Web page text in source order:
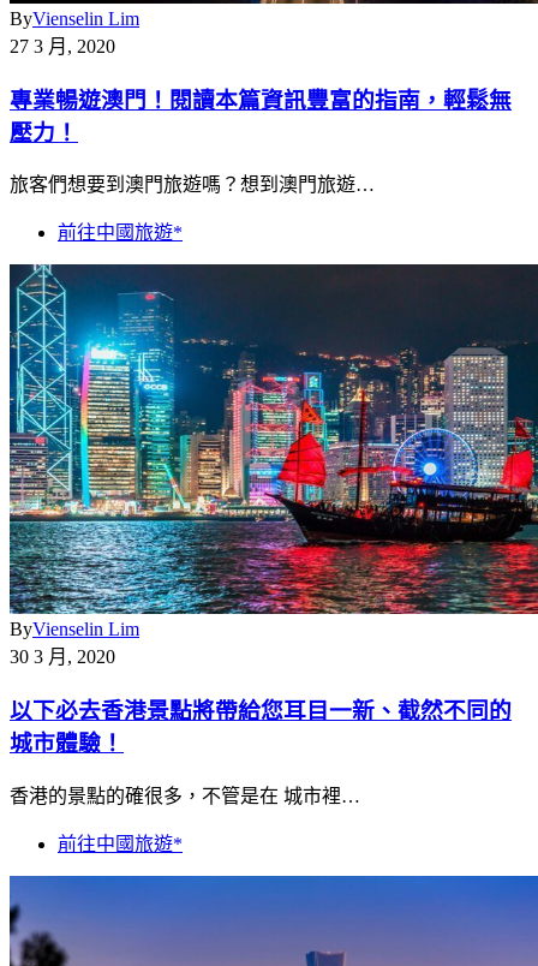
ByVienselin Lim
27 3 月, 2020
專業暢遊澳門！閱讀本篇資訊豐富的指南，輕鬆無
壓力！
旅客們想要到澳門旅遊嗎？想到澳門旅遊…
前往中國旅遊*
ByVienselin Lim
30 3 月, 2020
以下必去香港景點將帶給您耳目一新、截然不同的
城市體驗！
香港的景點的確很多，不管是在 城市裡…
前往中國旅遊*